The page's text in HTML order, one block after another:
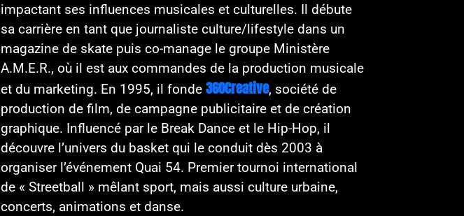
impactant ses influences musicales et culturelles. Il débute
sa carrière en tant que journaliste culture/lifestyle dans un
magazine de skate puis co-manage le groupe Ministère
A.M.E.R., où il est aux commandes de la production musicale
et du marketing. En 1995, il fonde 360Creative, société de
production de film, de campagne publicitaire et de création
graphique. Influencé par le Break Dance et le Hip-Hop, il
découvre l’univers du basket qui le conduit dès 2003 à
organiser l’événement Quai 54. Premier tournoi international
de « Streetball » mêlant sport, mais aussi culture urbaine,
concerts, animations et danse.